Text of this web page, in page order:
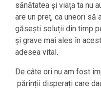
sănătatea și viața ta nu
are un preț, ca uneori
găsești soluții din timp
și grave mai ales în
adesea vital.
De câte ori nu am fost
părinții disperați care